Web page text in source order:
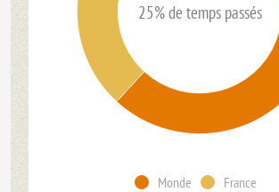
25% de temps passés
Monde France